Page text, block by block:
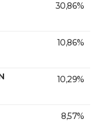
30,86%
10,86%
10,29%
8,57%